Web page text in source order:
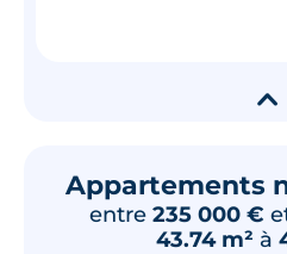
▾
Appartements
entre 235 000 €
43.74 m² à